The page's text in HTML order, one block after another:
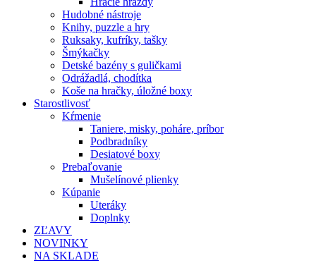
Hudobné nástroje
Knihy, puzzle a hry
Ruksaky, kufríky, tašky
Šmýkačky
Detské bazény s guličkami
Odrážadlá, chodítka
Koše na hračky, úložné boxy
Starostlivosť
Kŕmenie
Taniere, misky, poháre, príbor
Podbradníky
Desiatové boxy
Prebaľovanie
Mušelínové plienky
Kúpanie
Uteráky
Doplnky
ZĽAVY
NOVINKY
NA SKLADE